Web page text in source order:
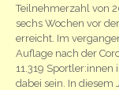
Teilnehmerzahl von
sechs Wochen vor
erreicht. Im
Auflage nach der
11.319
dabei sein. In diesem